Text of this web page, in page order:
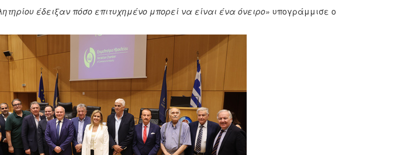
έδειξαν πόσο επιτυχημένο μπορεί να είναι ένα όνειρο» υπογράμμισε ο